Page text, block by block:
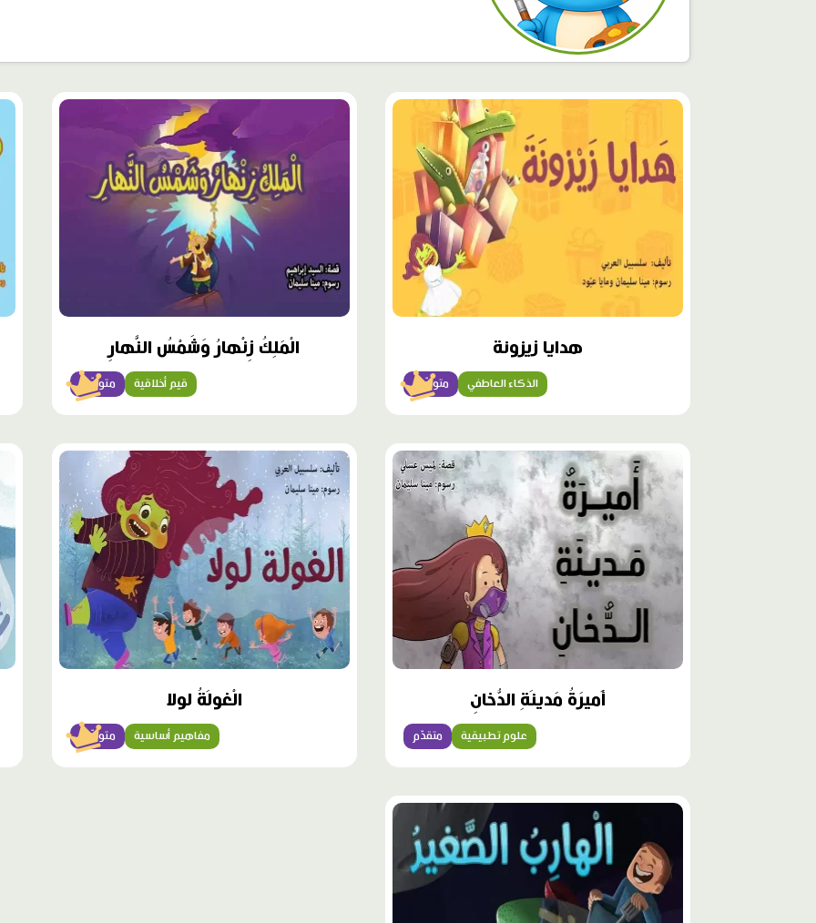
محتوى
هدايا زيزونة
متوسّط الذكاء العاطفي
محتوى
الْمَلِكُ زِنْهارُ وَشَمْسُ النَّهارِ
متوسّط قيم أخلاقية
أَميرَةُ مَدينَةِ الدُّخانِ
متقدّم علوم تطبيقية
محتوى
مميّز
الْغولَةُ لولا
متوسّط مفاهيم أساسية